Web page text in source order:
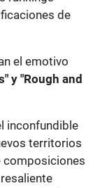
de
el emotivo
y "Rough and
inconfundible
territorios
composiciones